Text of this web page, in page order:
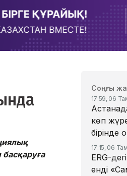
Соңғы
17:59, 06
көп
бірінде
17:15, 06
ERG-
енді